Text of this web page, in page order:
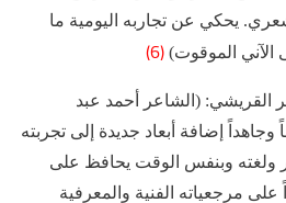
يحكي عن تجاربه اليومية ما
الآني الموقوت) (6)
القريشي: (الشاعر أحمد عبد
إضافة أبعاد جديدة إلى تجربته
ولغته وبنفس الوقت يحافظ على
على مرجعياته الفنية والمعرفية